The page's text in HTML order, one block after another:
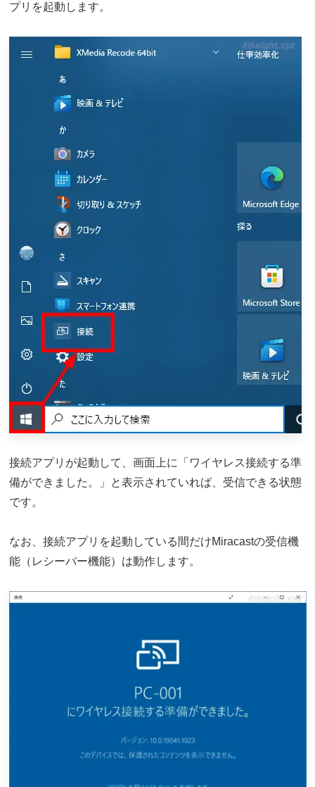
プリを起動します。
接続アプリが起動して、画面上に「ワイヤレス接続する準
備ができました。」と表示されていれば、受信できる状態
です。
なお、接続アプリを起動している間だけMiracastの受信機
能（レシーバー機能）は動作します。